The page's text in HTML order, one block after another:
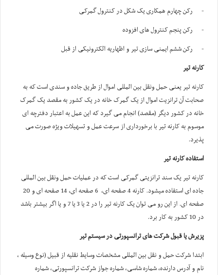
- رکن چهارم همکاری یک شکل در کنترول گمرکی
- رکن پنجم کنترول های افزوده
- رکن ششم ایمنی سازی تیر و اظهاریه الکترونیکی از قبل
کارنه تیر
کارنه تیر یعنی حمل ونقل بین المللی اموال از طریق جاده و سندی است که به
صحابت آن ترانزیت اموال از یک گمرک خانه در یک کشور به مقصد یک گمرک
خانه در کشور دیگر (مقصد) انجام می گیرد که این عمل به اعتبار دفترچه ای
موسوم به کارنه تیر با برخورداری از سرعت عمل و تسهیلات ویژه صورت می
پذیرد.
استفاده کارنه تیر
کارنه تیر یک سند ترانزیتی گمرکی است که در عملیات حمل ونقل بین المللی
جاده ای استفاده میشود. کارنه 4 صفحه ای، 6 صفحه ای، 14 صفحه ای و 20
صفحه ای. از این رو می توان یک کارنه تیر را در 2 یا 3 یا 7 و یا اگر بیشتر باشد
در 10 کشور به کار برد.
پزیرش یا قبول شرکت های ترانسپورتی در سیستم تیر
ابتدا شرکت حمل و نقل بین المللی مشخصات وسایط نقلیه از قبیل (نوع وسیله ،
نام و آدرس دارنده، شماره شاسی، شماره جواز شرکت ترانسپورتی، شماره